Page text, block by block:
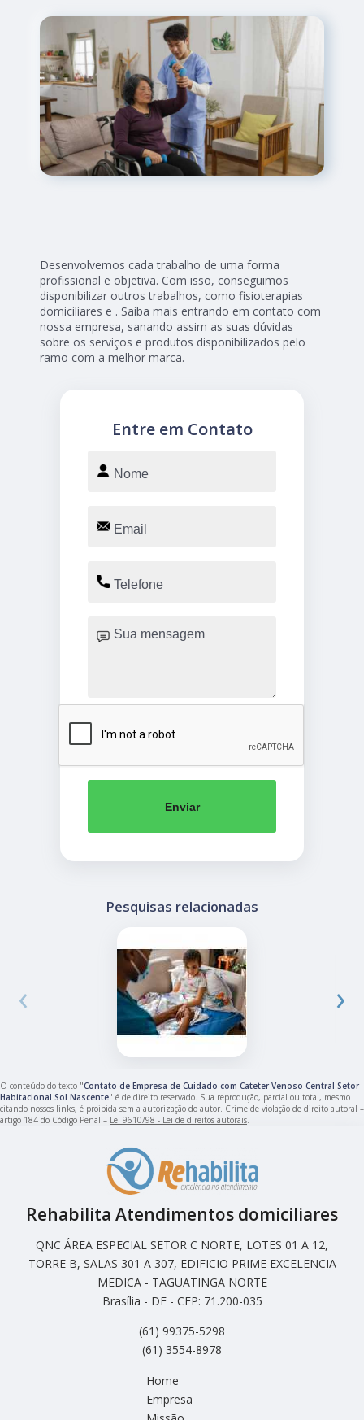
Desenvolvemos cada trabalho de uma forma
profissional e objetiva. Com isso, conseguimos
disponibilizar outros trabalhos, como fisioterapias
domiciliares e . Saiba mais entrando em contato com
nossa empresa, sanando assim as suas dúvidas
sobre os serviços e produtos disponibilizados pelo
ramo com a melhor marca.
Entre em Contato
Enviar
Pesquisas relacionadas
‹ ›
O conteúdo do texto "Contato de Empresa de Cuidado com Cateter Venoso Central Setor
Habitacional Sol Nascente" é de direito reservado. Sua reprodução, parcial ou total, mesmo
citando nossos links, é proibida sem a autorização do autor. Crime de violação de direito autoral –
artigo 184 do Código Penal – Lei 9610/98 - Lei de direitos autorais.
Rehabilita Atendimentos domiciliares
QNC ÁREA ESPECIAL SETOR C NORTE, LOTES 01 A 12,
TORRE B, SALAS 301 A 307, EDIFICIO PRIME EXCELENCIA
MEDICA - TAGUATINGA NORTE
Brasília - DF - CEP: 71.200-035
(61) 99375-5298
(61) 3554-8978
Home
Empresa